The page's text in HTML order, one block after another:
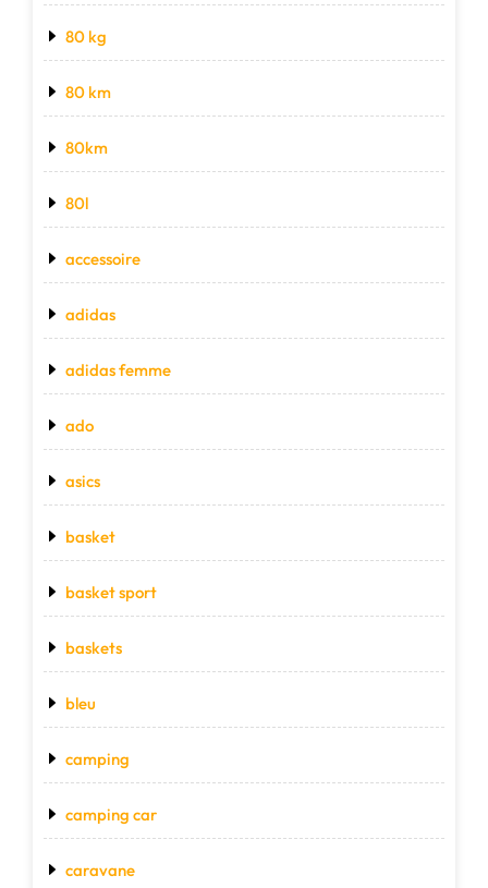
80 kg
80 km
80km
80l
accessoire
adidas
adidas femme
ado
asics
basket
basket sport
baskets
bleu
camping
camping car
caravane